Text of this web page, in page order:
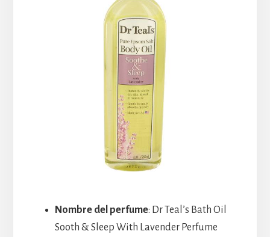
Nombre del perfume: Dr Teal’s Bath Oil
Sooth & Sleep With Lavender Perfume